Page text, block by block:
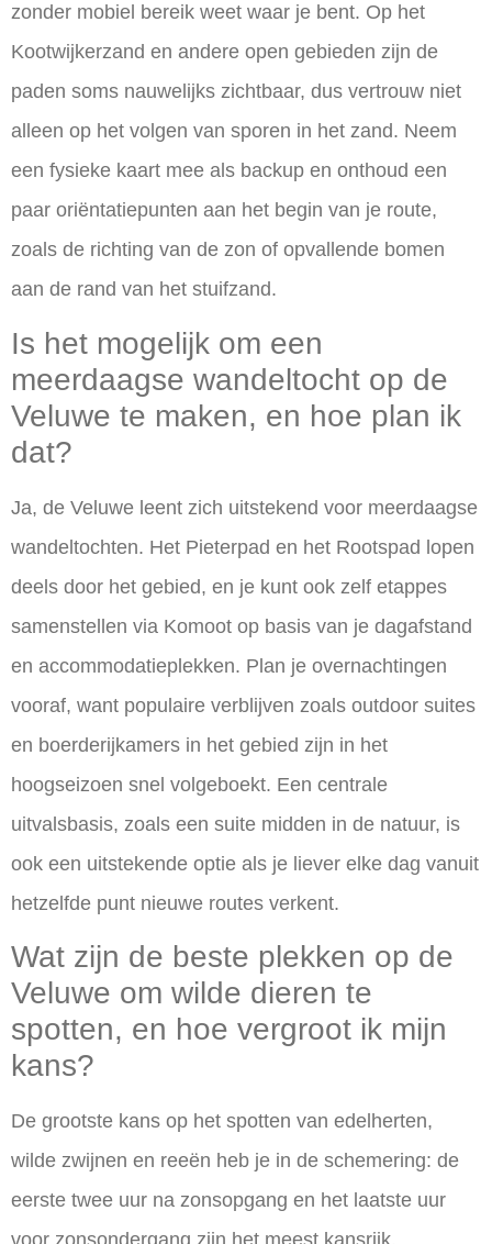
zonder mobiel bereik weet waar je bent. Op het
Kootwijkerzand en andere open gebieden zijn de
paden soms nauwelijks zichtbaar, dus vertrouw niet
alleen op het volgen van sporen in het zand. Neem
een fysieke kaart mee als backup en onthoud een
paar oriëntatiepunten aan het begin van je route,
zoals de richting van de zon of opvallende bomen
aan de rand van het stuifzand.
Is het mogelijk om een
meerdaagse wandeltocht op de
Veluwe te maken, en hoe plan ik
dat?
Ja, de Veluwe leent zich uitstekend voor meerdaagse
wandeltochten. Het Pieterpad en het Rootspad lopen
deels door het gebied, en je kunt ook zelf etappes
samenstellen via Komoot op basis van je dagafstand
en accommodatieplekken. Plan je overnachtingen
vooraf, want populaire verblijven zoals outdoor suites
en boerderijkamers in het gebied zijn in het
hoogseizoen snel volgeboekt. Een centrale
uitvalsbasis, zoals een suite midden in de natuur, is
ook een uitstekende optie als je liever elke dag vanuit
hetzelfde punt nieuwe routes verkent.
Wat zijn de beste plekken op de
Veluwe om wilde dieren te
spotten, en hoe vergroot ik mijn
kans?
De grootste kans op het spotten van edelherten,
wilde zwijnen en reeën heb je in de schemering: de
eerste twee uur na zonsopgang en het laatste uur